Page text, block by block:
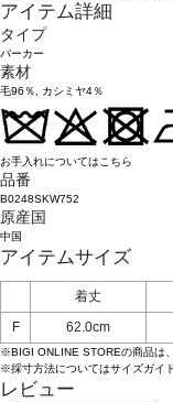
アイテム詳細
タイプ
パーカー
素材
毛96％, カシミヤ4％
お手入れについてはこちら
品番
B0248SKW752
原産国
中国
アイテムサイズ
着丈
F
62.0cm
※BIGI ONLINE STOREの商品は
※採寸方法についてはサイズガイ
レビュー